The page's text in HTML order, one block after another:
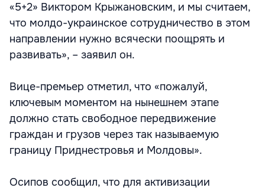
«5+2» Виктором Крыжановским, и мы считаем,
что молдо-украинское сотрудничество в этом
направлении нужно всячески поощрять и
развивать», – заявил он.
Вице-премьер отметил, что «пожалуй,
ключевым моментом на нынешнем этапе
должно стать свободное передвижение
граждан и грузов через так называемую
границу Приднестровья и Молдовы».
Осипов сообщил, что для активизации